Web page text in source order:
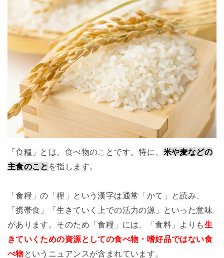
「食糧」とは、食べ物のことです。特に、 米や麦などの
主食のこと を指します。
「食糧」の「糧」という漢字は通常「かて」と読み、
「携帯食」「生きていく上での活力の源」といった意味
があります。そのため「食糧」には、「食料」よりも生
きていくための資源としての食べ物・嗜好品ではない食
べ物というニュアンスが含まれています。